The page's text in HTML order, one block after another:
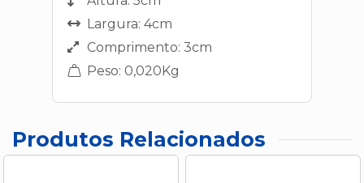
Largura: 4cm
Comprimento: 3cm
Peso: 0,020Kg
Produtos Relacionados